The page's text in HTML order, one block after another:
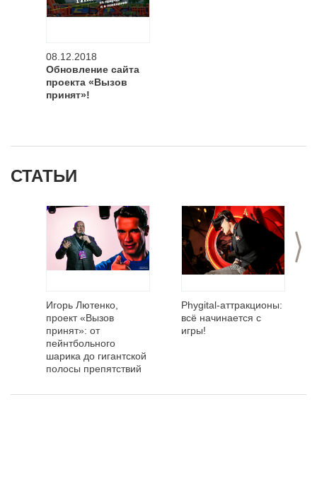
08.12.2018
Обновление сайта
проекта «Вызов
принят»!
СТАТЬИ
>
Игорь Лютенко,
проект «Вызов
принят»: от
пейнтбольного
шарика до гигантской
полосы препятствий
Phygital-аттракционы:
всё начинается с
игры!